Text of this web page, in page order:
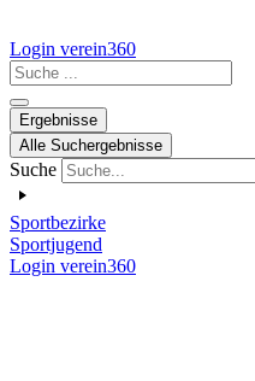
Login verein360
Search
...
Ergebnisse
Alle Suchergebnisse
Suche
Sportbezirke
Sportjugend
Login verein360